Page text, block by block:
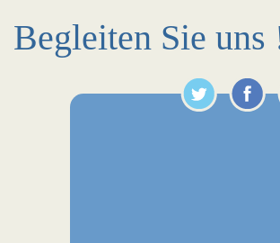
Begleiten Sie uns